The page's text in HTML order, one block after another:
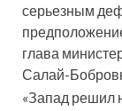
серьезным
глава
Салай-
«Запад решил